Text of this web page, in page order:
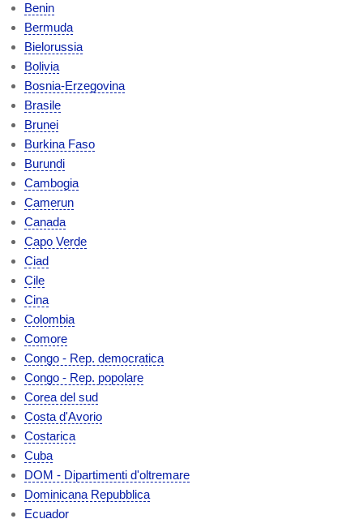
Benin
Bermuda
Bielorussia
Bolivia
Bosnia-Erzegovina
Brasile
Brunei
Burkina Faso
Burundi
Cambogia
Camerun
Canada
Capo Verde
Ciad
Cile
Cina
Colombia
Comore
Congo - Rep. democratica
Congo - Rep. popolare
Corea del sud
Costa d'Avorio
Costarica
Cuba
DOM - Dipartimenti d'oltremare
Dominicana Repubblica
Ecuador